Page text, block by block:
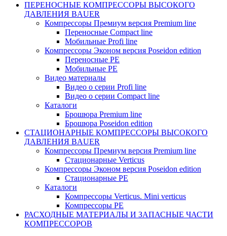
ПЕРЕНОСНЫЕ КОМПРЕССОРЫ ВЫСОКОГО
ДАВЛЕНИЯ BAUER
Компрессоры Премиум версия Premium line
Переносные Compact line
Мобильные Profi line
Компрессоры Эконом версия Poseidon edition
Переносные PE
Мобильные PE
Видео материалы
Видео о серии Profi line
Видео о серии Compact line
Каталоги
Брошюра Premium line
Брошюра Poseidon edition
СТАЦИОНАРНЫЕ КОМПРЕССОРЫ ВЫСОКОГО
ДАВЛЕНИЯ BAUER
Компрессоры Премиум версия Premium line
Стационарные Verticus
Компрессоры Эконом версия Poseidon edition
Стационарные PE
Каталоги
Компрессоры Verticus. Mini verticus
Компрессоры PE
РАСХОДНЫЕ МАТЕРИАЛЫ И ЗАПАСНЫЕ ЧАСТИ
КОМПРЕССОРОВ